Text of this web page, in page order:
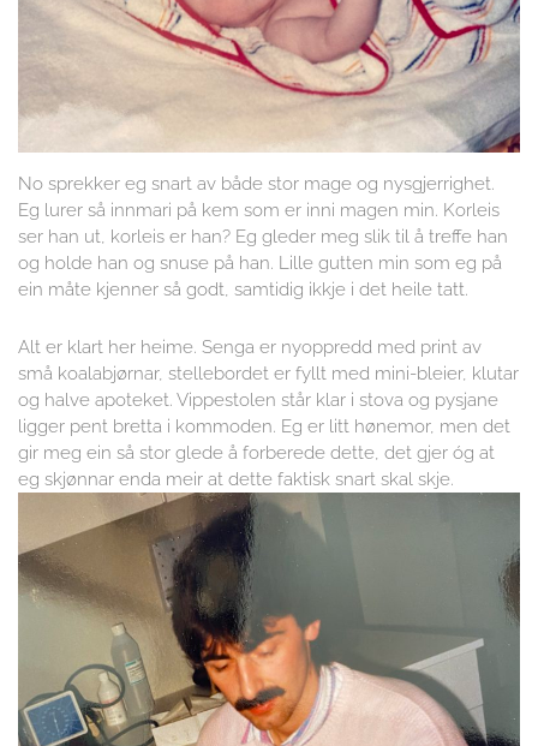
No sprekker eg snart av både stor mage og nysgjerrighet.
Eg lurer så innmari på kem som er inni magen min. Korleis
ser han ut, korleis er han? Eg gleder meg slik til å treffe han
og holde han og snuse på han. Lille gutten min som eg på
ein måte kjenner så godt, samtidig ikkje i det heile tatt.
Alt er klart her heime. Senga er nyoppredd med print av
små koalabjørnar, stellebordet er fyllt med mini-bleier, klutar
og halve apoteket. Vippestolen står klar i stova og pysjane
ligger pent bretta i kommoden. Eg er litt hønemor, men det
gir meg ein så stor glede å forberede dette, det gjer óg at
eg skjønnar enda meir at dette faktisk snart skal skje.